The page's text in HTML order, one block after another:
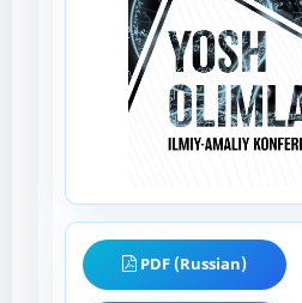
PDF (Russian)